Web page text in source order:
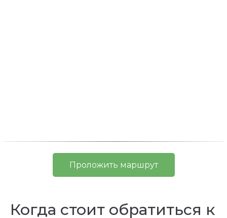
Проложить маршрут
Когда стоит обратиться к